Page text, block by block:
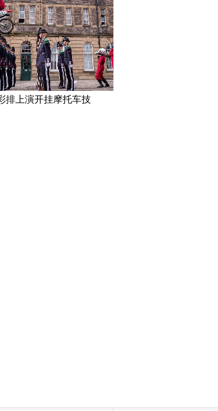
体写真
亮相
“不爽猫”蜡像亮相杜
排上演开挂摩托车技